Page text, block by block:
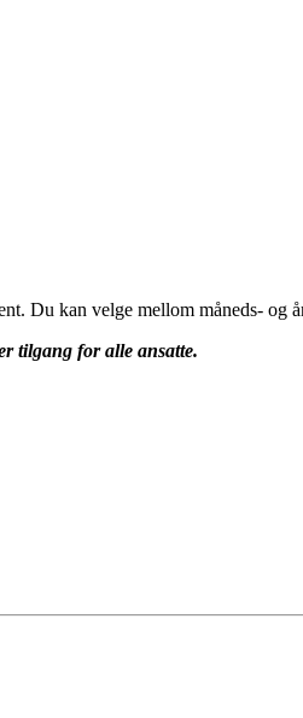
Du kan velge mellom måneds- og
tilgang for alle ansatte.